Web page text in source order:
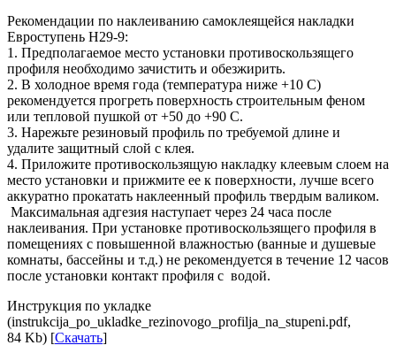
Рекомендации по наклеиванию самоклеящейся накладки
Евроступень Н29-9:
1. Предполагаемое место установки противоскользящего
профиля необходимо зачистить и обезжирить.
2. В холодное время года (температура ниже +10 С)
рекомендуется прогреть поверхность строительным феном
или тепловой пушкой от +50 до +90 С.
3. Нарежьте резиновый профиль по требуемой длине и
удалите защитный слой с клея.
4. Приложите противоскользящую накладку клеевым слоем на
место установки и прижмите ее к поверхности, лучше всего
аккуратно прокатать наклеенный профиль твердым валиком.
Максимальная адгезия наступает через 24 часа после
наклеивания. При установке противоскользящего профиля в
помещениях с повышенной влажностью (ванные и душевые
комнаты, бассейны и т.д.) не рекомендуется в течение 12 часов
после установки контакт профиля с водой.
Инструкция по укладке
(instrukcija_po_ukladke_rezinovogo_profilja_na_stupeni.pdf,
84 Kb) [Скачать]